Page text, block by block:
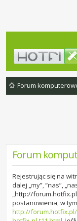
Forum
Forum
Rejestrując się na
dalej „my”, ”nas”,
„http://
postanowienia, w
http://